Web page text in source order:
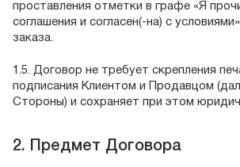
проставления отметки в графе «Я
соглашения и согласен(-на) с
заказа.
1.5. Договор не требует скрепления
подписания Клиентом и Продавцом
Стороны) и сохраняет при этом
2. Предмет Договора